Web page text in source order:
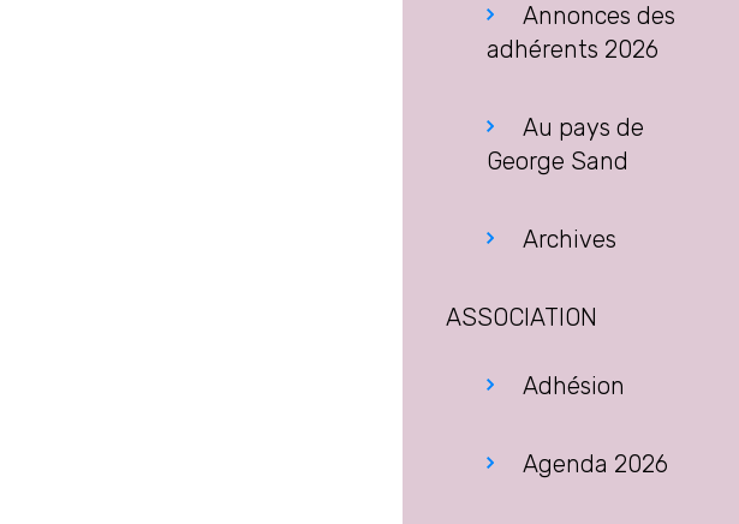
Annonces des
adhérents 2026
Au pays de
George Sand
Archives
ASSOCIATION
Adhésion
Agenda 2026